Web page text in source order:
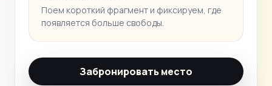
Поем короткий фрагмент и фиксируем, где
появляется больше свободы.
Забронировать место